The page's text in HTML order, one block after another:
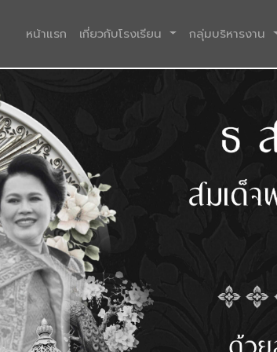
หน้าแรก (current)
เกี่ยวกับโรงเรียน กลุ่มบริหารงาน